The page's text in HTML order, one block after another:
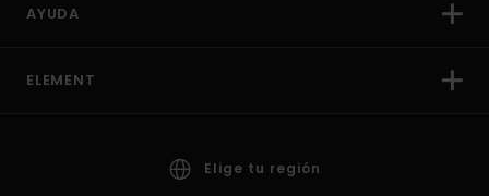
AYUDA
ELEMENT
Elige tu región